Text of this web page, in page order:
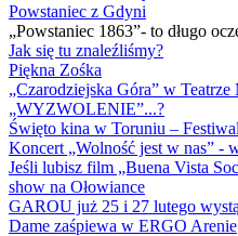
Powstaniec z Gdyni
„Powstaniec 1863”- to długo
Jak się tu znaleźliśmy?
Piękna Zośka
„Czarodziejska Góra” w
„WYZWOLENIE”...?
Święto kina w Toruniu –
Koncert „Wolność jest w nas” -
Jeśli lubisz film „Buena Vista
show na Ołowiance
GAROU już 25 i 27 lutego
Dame zaśpiewa w ERGO Arenie